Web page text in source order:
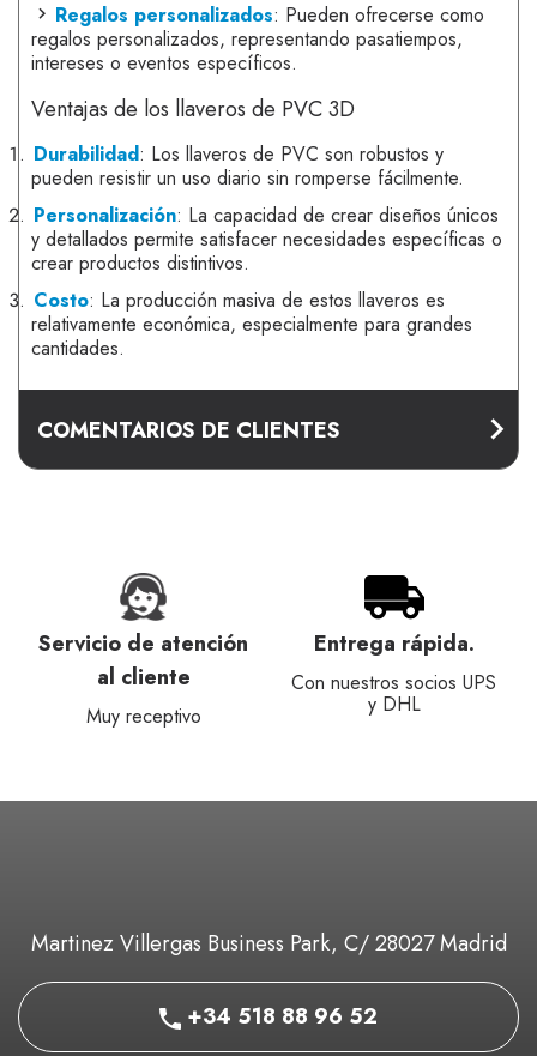
Regalos personalizados: Pueden ofrecerse como
regalos personalizados, representando pasatiempos,
intereses o eventos específicos.
Ventajas de los llaveros de PVC 3D
Durabilidad: Los llaveros de PVC son robustos y
pueden resistir un uso diario sin romperse fácilmente.
Personalización: La capacidad de crear diseños únicos
y detallados permite satisfacer necesidades específicas o
crear productos distintivos.
Costo: La producción masiva de estos llaveros es
relativamente económica, especialmente para grandes
cantidades.
COMENTARIOS DE CLIENTES
Servicio de atención
al cliente
Muy receptivo
Entrega rápida.
Con nuestros socios UPS
y DHL
Martinez Villergas Business Park, C/ 28027 Madrid
+34 518 88 96 52